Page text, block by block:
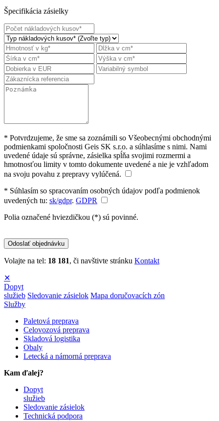
Špecifikácia zásielky
* Potvrdzujeme, že sme sa zoznámili so Všeobecnými obchodnými
podmienkami spoločnosti Geis SK s.r.o. a súhlasíme s nimi. Nami
uvedené údaje sú správne, zásielka spĺňa svojimi rozmermi a
hmotnosťou limity v tomto dokumente uvedené a nie je vzhľadom
na svoju povahu z prepravy vylúčená.
* Súhlasím so spracovaním osobných údajov podľa podmienok
uvedených tu: sk/gdpr. GDPR
Polia označené hviezdičkou (*) sú povinné.
Volajte na tel: 18 181, či navštivte stránku Kontakt
✕
Dopyt
služieb Sledovanie zásielok Mapa doručovacích zón
Služby
Paletová preprava
Celovozová preprava
Skladová logistika
Obaly
Letecká a námorná preprava
Kam ďalej?
Dopyt
služieb
Sledovanie zásielok
Technická podpora